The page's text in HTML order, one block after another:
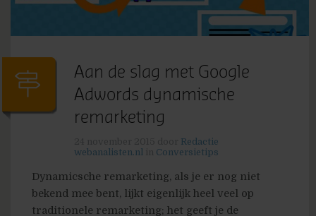
Aan de slag met Google
Adwords dynamische
remarketing
Redactie
webanalisten.nl
Conversietips
Dynamicsche remarketing, als je er nog niet
bekend mee bent, lijkt eigenlijk heel veel op
traditionele remarketing; het geeft je de